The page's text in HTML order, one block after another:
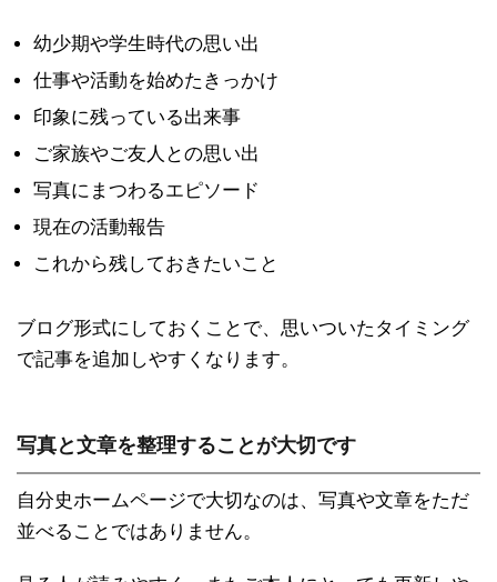
幼少期や学生時代の思い出
仕事や活動を始めたきっかけ
印象に残っている出来事
ご家族やご友人との思い出
写真にまつわるエピソード
現在の活動報告
これから残しておきたいこと
ブログ形式にしておくことで、思いついたタイミング
で記事を追加しやすくなります。
写真と文章を整理することが大切です
自分史ホームページで大切なのは、写真や文章をただ
並べることではありません。